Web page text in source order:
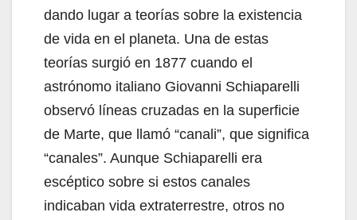
dando lugar a teorías sobre la existencia
de vida en el planeta. Una de estas
teorías surgió en 1877 cuando el
astrónomo italiano Giovanni Schiaparelli
observó líneas cruzadas en la superficie
de Marte, que llamó “canali”, que significa
“canales”. Aunque Schiaparelli era
escéptico sobre si estos canales
indicaban vida extraterrestre, otros no